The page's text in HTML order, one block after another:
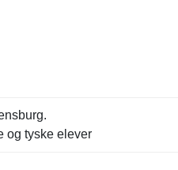
og tyske elever